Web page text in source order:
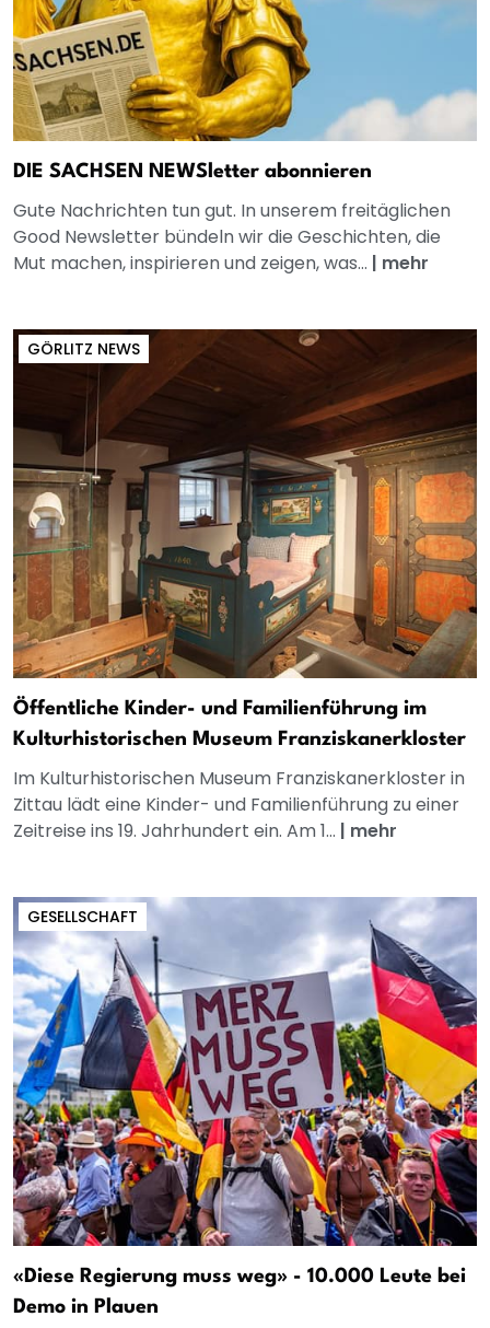
DIE SACHSEN NEWSletter abonnieren
Gute Nachrichten tun gut. In unserem freitäglichen
Good Newsletter bündeln wir die Geschichten, die
Mut machen, inspirieren und zeigen, was... | mehr
GÖRLITZ NEWS
Öffentliche Kinder- und Familienführung im
Kulturhistorischen Museum Franziskanerkloster
Im Kulturhistorischen Museum Franziskanerkloster in
Zittau lädt eine Kinder- und Familienführung zu einer
Zeitreise ins 19. Jahrhundert ein. Am 1... | mehr
GESELLSCHAFT
«Diese Regierung muss weg» - 10.000 Leute bei
Demo in Plauen